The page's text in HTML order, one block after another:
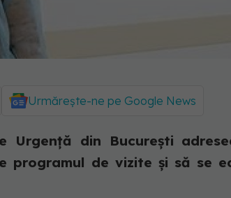
Urmărește-ne pe Google News
Urgență din București
programul de vizite și să se